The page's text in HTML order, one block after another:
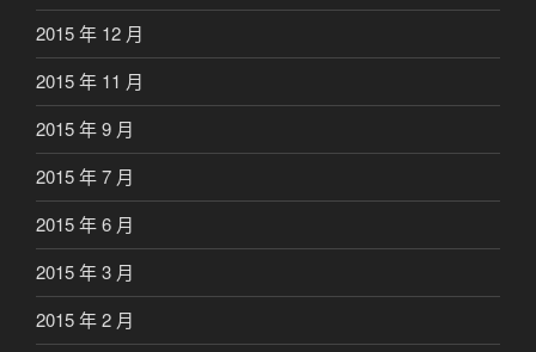
2015 年 12 月
2015 年 11 月
2015 年 9 月
2015 年 7 月
2015 年 6 月
2015 年 3 月
2015 年 2 月